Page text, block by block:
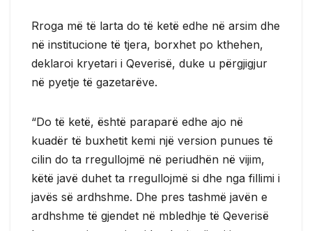
Rroga më të larta do të ketë edhe në arsim dhe
në institucione të tjera, borxhet po kthehen,
deklaroi kryetari i Qeverisë, duke u përgjigjur
në pyetje të gazetarëve.
“Do të ketë, është paraparë edhe ajo në
kuadër të buxhetit kemi një version punues të
cilin do ta rregullojmë në periudhën në vijim,
këtë javë duhet ta rregullojmë si dhe nga fillimi i
javës së ardhshme. Dhe pres tashmë javën e
ardhshme të gjendet në mbledhje të Qeverisë